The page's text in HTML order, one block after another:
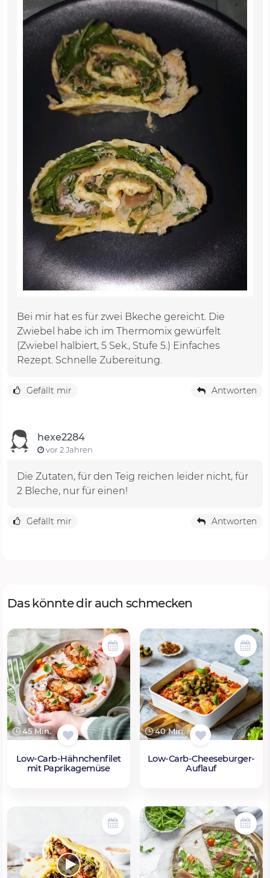
Bei mir hat es für zwei Bkeche gereicht. Die
Zwiebel habe ich im Thermomix gewürfelt
(Zwiebel halbiert, 5 Sek., Stufe 5.) Einfaches
Rezept. Schnelle Zubereitung.
Gefällt mir Antworten
hexe2284
vor 2 Jahren
Die Zutaten, für den Teig reichen leider nicht, für
2 Bleche, nur für einen!
Gefällt mir Antworten
Das könnte dir auch schmecken
45 Min.
Low-Carb-Hähnchenfilet
mit Paprikagemüse
40 Min.
Low-Carb-Cheeseburger-
Auflauf